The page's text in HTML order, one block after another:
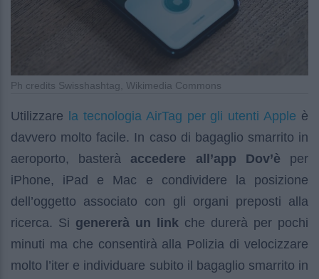
Ph credits Swisshashtag, Wikimedia Commons
Utilizzare la tecnologia AirTag per gli utenti Apple è
davvero molto facile. In caso di bagaglio smarrito in
aeroporto, basterà accedere all’app Dov’è per
iPhone, iPad e Mac e condividere la posizione
dell’oggetto associato con gli organi preposti alla
ricerca. Si genererà un link che durerà per pochi
minuti ma che consentirà alla Polizia di velocizzare
molto l’iter e individuare subito il bagaglio smarrito in